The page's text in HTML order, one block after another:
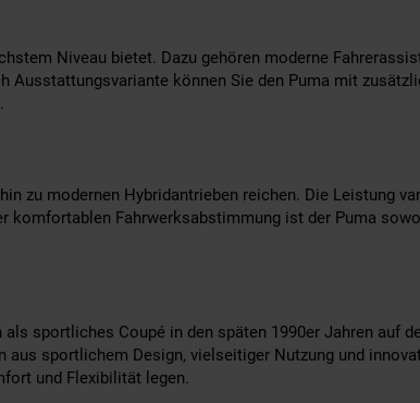
Niveau bietet. Dazu gehören moderne
können Sie den Puma mit
zu modernen Hybridantrieben reichen. Die Leistung
Fahrwerksabstimmung ist der Puma
sportliches Coupé in den späten 1990er Jahren auf
sportlichem Design, vielseitiger Nutzung und
und Flexibilität legen.